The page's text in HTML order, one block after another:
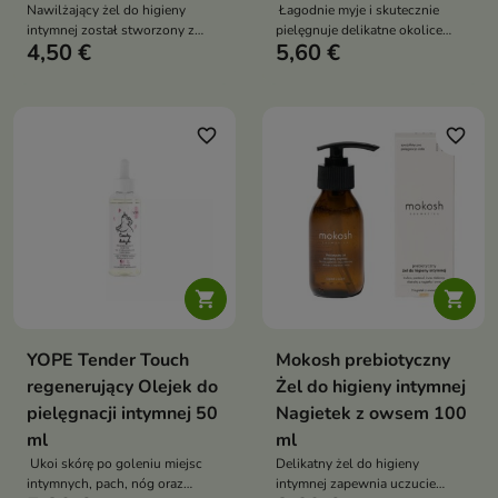
Nawilżający żel do higieny
intymnej został stworzony z
myślą o codziennej pielęgnacji,
4,50 €
Łagodnie myje i skutecznie
pielęgnuje delikatne okolice
intymne
5,60 €

favorite_border
YOPE Tender Touch
regenerujący Olejek do
pielęgnacji intymnej 50
ml
Ukoi skórę po goleniu miejsc
intymnych, pach, nóg oraz

favorite_border
Mokosh prebiotyczny
Żel do higieny intymnej
Nagietek z owsem 100
ml
Delikatny żel do higieny
intymnej zapewnia uczucie